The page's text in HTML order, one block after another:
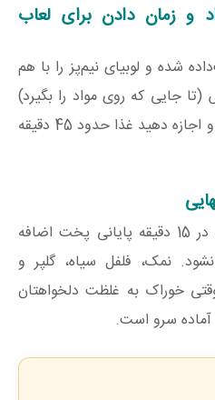
و زمان دادن برای لعاب
شده و لوبیای نیم‌پز را با هم
جایی که روی مواد را بگیرد)
اجازه دهید غذا حدود 45 دقیقه
15 دقیقه پایانی پخت اضافه
نمک، فلفل سیاه، گلپر و
خوراک به غلظت دلخواهتان
سرو است.